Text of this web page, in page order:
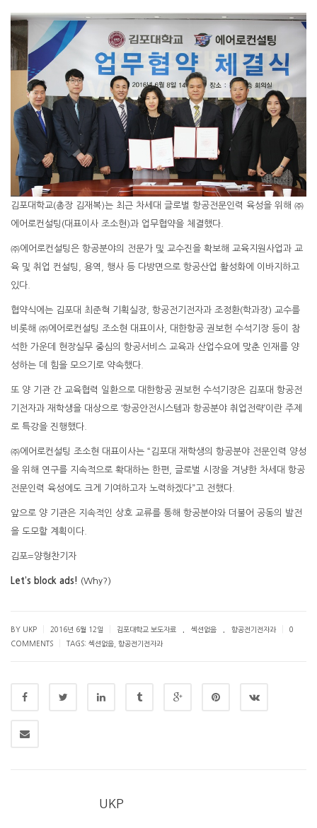
김포대학교(총장 김재복)는 최근 차세대 글로벌 항공전문인력 육성을 위해 ㈜
에어로컨설팅(대표이사 조소현)과 업무협약을 체결했다.
㈜에어로컨설팅은 항공분야의 전문가 및 교수진을 확보해 교육지원사업과 교
육 및 취업 컨설팅, 용역, 행사 등 다방면으로 항공산업 활성화에 이바지하고
있다.
협약식에는 김포대 최준혁 기획실장, 항공전기전자과 조정환(학과장) 교수를
비롯해 ㈜에어로컨설팅 조소현 대표이사, 대한항공 권보헌 수석기장 등이 참
석한 가운데 현장실무 중심의 항공서비스 교육과 산업수요에 맞춘 인재를 양
성하는 데 힘을 모으기로 약속했다.
또 양 기관 간 교육협력 일환으로 대한항공 권보헌 수석기장은 김포대 항공전
기전자과 재학생을 대상으로 ‘항공안전시스템과 항공분야 취업전략’이란 주제
로 특강을 진행했다.
㈜에어로컨설팅 조소현 대표이사는 “김포대 재학생의 항공분야 전문인력 양성
을 위해 연구를 지속적으로 확대하는 한편, 글로벌 시장을 겨냥한 차세대 항공
전문인력 육성에도 크게 기여하고자 노력하겠다”고 전했다.
앞으로 양 기관은 지속적인 상호 교류를 통해 항공분야와 더불어 공동의 발전
을 도모할 계획이다.
김포=양형찬기자
Let’s block ads! (Why?)
BY UKP 2016년 6월 12일 김포대학교 보도자료 섹션없음 항공전기전자과
0
COMMENTS
TAGS: 섹션없음 항공전기전자과
UKP